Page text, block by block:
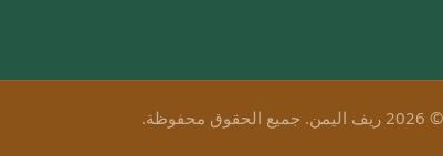
© 2026 ريف اليمن. جميع الحقوق محفوظة.